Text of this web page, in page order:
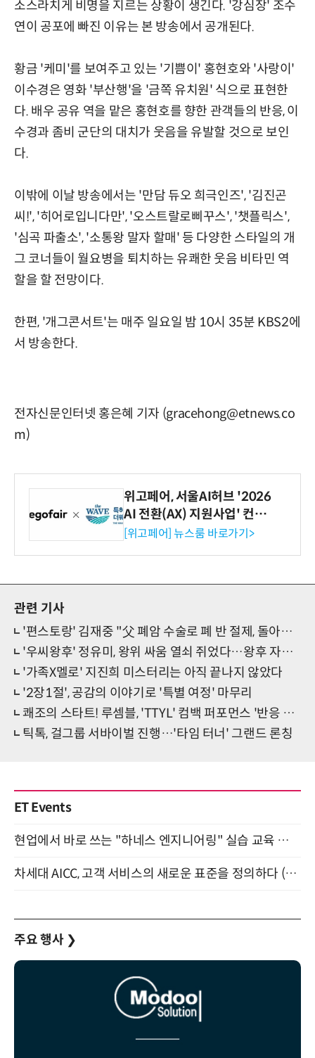
소스라치게 비명을 지르는 상황이 생긴다. '강심장' 조수
연이 공포에 빠진 이유는 본 방송에서 공개된다.
황금 '케미'를 보여주고 있는 '기쁨이' 홍현호와 '사랑이'
이수경은 영화 '부산행'을 '금쪽 유치원' 식으로 표현한
다. 배우 공유 역을 맡은 홍현호를 향한 관객들의 반응, 이
수경과 좀비 군단의 대치가 웃음을 유발할 것으로 보인
다.
이밖에 이날 방송에서는 '만담 듀오 희극인즈', '김진곤
씨!', '히어로입니다만', '오스트랄로삐꾸스', '챗플릭스',
'심곡 파출소', '소통왕 말자 할매' 등 다양한 스타일의 개
그 코너들이 월요병을 퇴치하는 유쾌한 웃음 비타민 역
할을 할 전망이다.
한편, '개그콘서트'는 매주 일요일 밤 10시 35분 KBS2에
서 방송한다.
전자신문인터넷 홍은혜 기자 (gracehong@etnews.co
m)
위고페어, 서울AI허브 '2026
AI 전환(AX) 지원사업' 컨소
시엄 선정
[위고페어] 뉴스룸 바로가기>
관련 기사
'편스토랑' 김재중 "父 폐암 수술로 폐 반 절제, 돌아가시는 줄"
'우씨왕후' 정유미, 왕위 싸움 열쇠 쥐었다…왕후 자리 거머쥘까
'가족X멜로' 지진희 미스터리는 아직 끝나지 않았다
'2장1절', 공감의 이야기로 '특별 여정' 마무리
쾌조의 스타트! 루셈블, 'TTYL' 컴백 퍼포먼스 '반응 폭발'
틱톡, 걸그룹 서바이벌 진행…'타임 터너' 그랜드 론칭
ET Events
현업에서 바로 쓰는 "하네스 엔지니어링" 실습 교육 워크숍 8월 20일 개최
차세대 AICC, 고객 서비스의 새로운 표준을 정의하다 (9/9)
주요 행사 ❯